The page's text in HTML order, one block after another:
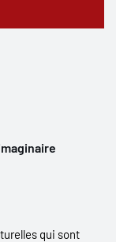
qui sont